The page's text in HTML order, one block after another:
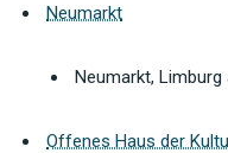
Neumarkt
Neumarkt, Limburg
Offenes Haus der